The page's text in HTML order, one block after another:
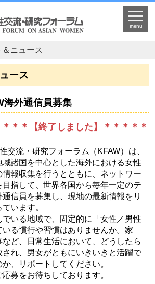
menu
ニュース
ース
海外通信員募集
＊＊【終了しました】＊＊＊＊＊
交流・研究フォーラム（KFAW）は、
諸国を中心とした海外における女性
報収集を行うとともに、ネットワー
目指して、世界各国から毎年一定のテ
信員を募集し、現地の最新情報をリ
います。
る地域で、固定的に「女性／男性
る慣行や習慣はありませんか。家
ど、日常生活において、どうしたら
され、男女がともにいきいきと活躍で
、リポートしてください。
募をお待ちしております。